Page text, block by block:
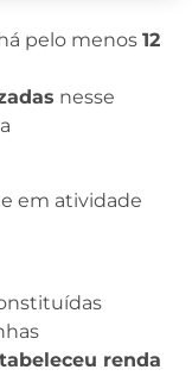
pelo menos 12
nesse
em atividade
renda